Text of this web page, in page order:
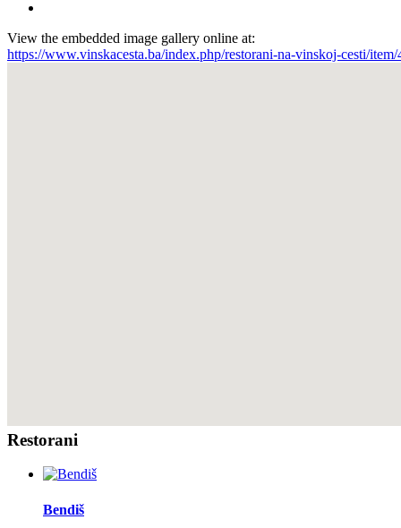
View the embedded image gallery online at:
https://www.vinskacesta.ba/index.php/restorani-na-vinskoj-cesti/
Restorani
Bendiš